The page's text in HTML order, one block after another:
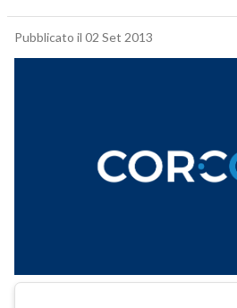
Pubblicato il 02 Set 2013